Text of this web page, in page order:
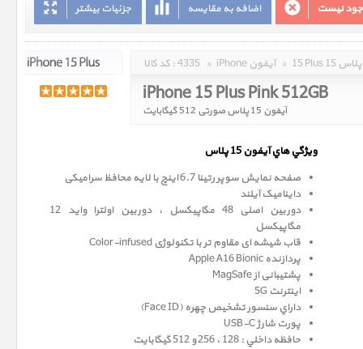
جزئیات بیشتر اضافه به مقایسه نیست
کد کالا : 4335 » iPhone آیفون » 15 Plus 15 پلاس
iPhone 15 Plus Pink 512GB
آیفون 15 پلاس صورتی 512 گیگابایت
ويژگي هاي آيفون 15 پلاس
صفحه نمايش سوپر رتينا 6.7 اينچ با لایه محافظ سرامیکی
داینامیک آیلند
دوربین اصلی 48 مگاپیکسل ، دوربین اولترا واید 12
مگاپيکسل
قاب شیشه ای مقاوم تر با تکنولوژی Color-infused
پردازنده Apple A16 Bionic
پشتیبانی از MagSafe
اینترنت 5G
داراي سنسور تشخيص چهره (Face ID)
پورت شارژ USB-C
حافظه داخلي : 128 ، 256 و 512 گيگابايت